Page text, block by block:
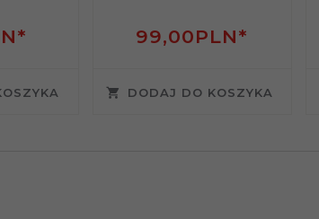
99,00PLN*
DODAJ DO KOSZYKA